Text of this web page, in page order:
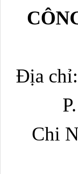
Địa
Chi